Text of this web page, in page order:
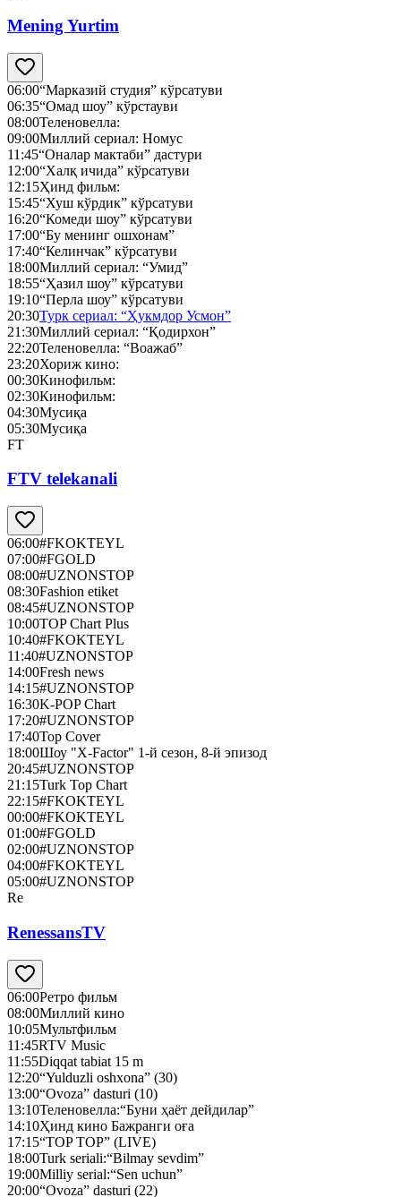
Mening Yurtim
06:00“Марказий студия” кўрсатуви
06:35“Омад шоу” кўрстауви
08:00Теленовелла:
09:00Миллий сериал: Номус
11:45“Оналар мактаби” дастури
12:00“Халқ ичида” кўрсатуви
12:15Ҳинд фильм:
15:45“Хуш кўрдик” кўрсатуви
16:20“Комеди шоу” кўрсатуви
17:00“Бу менинг ошхонам”
17:40“Келинчак” кўрсатуви
18:00Миллий сериал: “Умид”
18:55“Ҳазил шоу” кўрсатуви
19:10“Перла шоу” кўрсатуви
20:30Турк сериал: “Ҳукмдор Усмон”
21:30Миллий сериал: “Қодирхон”
22:20Теленовелла: “Воажаб”
23:20Хориж кино:
00:30Кинофильм:
02:30Кинофильм:
04:30Мусиқа
05:30Мусиқа
FT
FTV telekanali
06:00#FKOKTEYL
07:00#FGOLD
08:00#UZNONSTOP
08:30Fashion etiket
08:45#UZNONSTOP
10:00TOP Chart Plus
10:40#FKOKTEYL
11:40#UZNONSTOP
14:00Fresh news
14:15#UZNONSTOP
16:30K-POP Chart
17:20#UZNONSTOP
17:40Top Cover
18:00Шоу "X-Factor" 1-й сезон, 8-й эпизод
20:45#UZNONSTOP
21:15Turk Top Chart
22:15#FKOKTEYL
00:00#FKOKTEYL
01:00#FGOLD
02:00#UZNONSTOP
04:00#FKOKTEYL
05:00#UZNONSTOP
Re
RenessansTV
06:00Ретро фильм
08:00Миллий кино
10:05Мультфильм
11:45RTV Music
11:55Diqqat tabiat 15 m
12:20“Yulduzli oshxona” (30)
13:00“Ovoza” dasturi (10)
13:10Теленовелла:“Буни ҳаёт дейдилар”
14:10Ҳинд кино Бажранги оға
17:15“TOP TOP” (LIVE)
18:00Turk seriali:“Bilmay sevdim”
19:00Milliy serial:“Sen uchun”
20:00“Ovoza” dasturi (22)